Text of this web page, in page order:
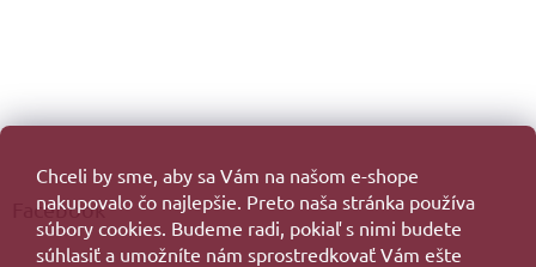
Chceli by sme, aby sa Vám na našom e-shope
nakupovalo čo najlepšie. Preto naša stránka používa
súbory cookies. Budeme radi, pokiaľ s nimi budete
súhlasiť a umožníte nám sprostredkovať Vám ešte
Facebook